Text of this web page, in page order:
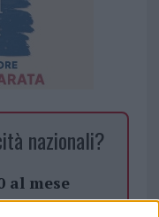
nazionali?
al mese